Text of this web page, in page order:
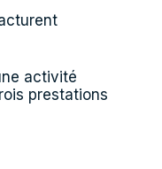
activité
prestations